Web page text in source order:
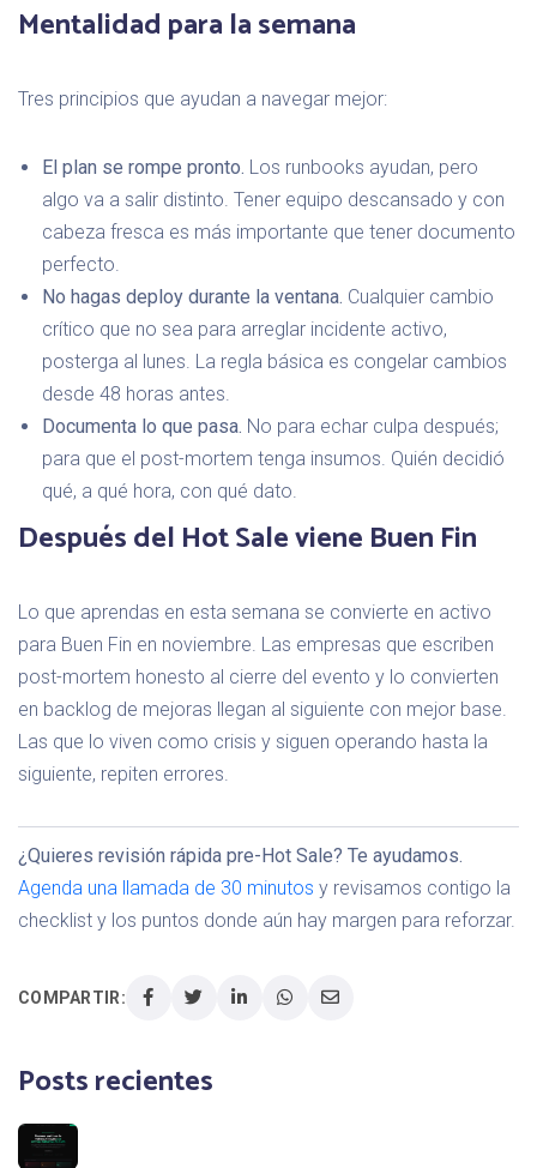
Mentalidad para la semana
Tres principios que ayudan a navegar mejor:
El plan se rompe pronto. Los runbooks ayudan, pero
algo va a salir distinto. Tener equipo descansado y con
cabeza fresca es más importante que tener documento
perfecto.
No hagas deploy durante la ventana. Cualquier cambio
crítico que no sea para arreglar incidente activo,
posterga al lunes. La regla básica es congelar cambios
desde 48 horas antes.
Documenta lo que pasa. No para echar culpa después;
para que el post-mortem tenga insumos. Quién decidió
qué, a qué hora, con qué dato.
Después del Hot Sale viene Buen Fin
Lo que aprendas en esta semana se convierte en activo
para Buen Fin en noviembre. Las empresas que escriben
post-mortem honesto al cierre del evento y lo convierten
en backlog de mejoras llegan al siguiente con mejor base.
Las que lo viven como crisis y siguen operando hasta la
siguiente, repiten errores.
¿Quieres revisión rápida pre-Hot Sale? Te ayudamos.
Agenda una llamada de 30 minutos y revisamos contigo la
checklist y los puntos donde aún hay margen para reforzar.
COMPARTIR:
Posts recientes